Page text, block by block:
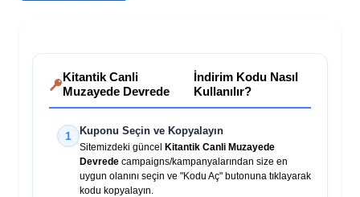
Kitantik Canli
Muzayede Devrede
İndirim Kodu Nasıl
Kullanılır?
1 Kuponu Seçin ve Kopyalayın
Sitemizdeki güncel
Kitantik Canli Muzayede
Devrede campaigns/kampanyalarından size en
uygun olanını seçin ve "Kodu Aç" butonuna tıklayarak
kodu kopyalayın.